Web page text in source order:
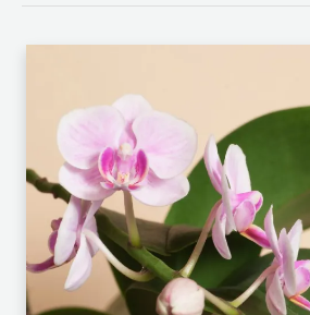
Lan
hồ
điệp